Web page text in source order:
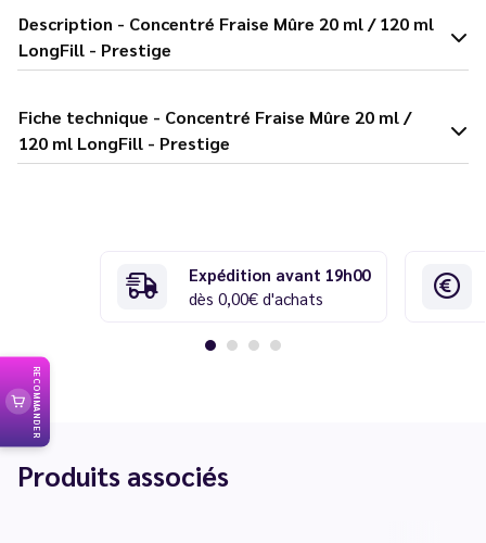
Description - Concentré Fraise Mûre 20 ml / 120 ml
LongFill - Prestige
Fiche technique - Concentré Fraise Mûre 20 ml /
120 ml LongFill - Prestige
Expédition avant 19h00
dès 0,00€ d'achats
Produits associés
RECOMMANDER